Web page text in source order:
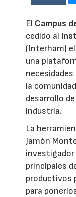
El Campus
cedido al
(Interham) el
una
la
desarrollo
industria.
La
Jamón
investigador
principales
productivos
para